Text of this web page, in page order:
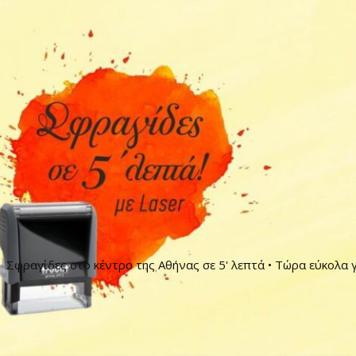
Σφραγίδες στο κέντρο της Αθήνας σε 5' λεπτά • Τώρα εύκολα